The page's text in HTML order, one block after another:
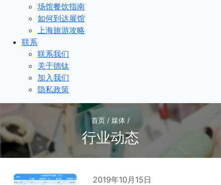
场馆餐饮指南
如何到达展馆
上海旅游攻略
联系
联系我们
关于德钛
加入我们
隐私政策
首页 / 媒体 /
行业动态
2019年10月15日